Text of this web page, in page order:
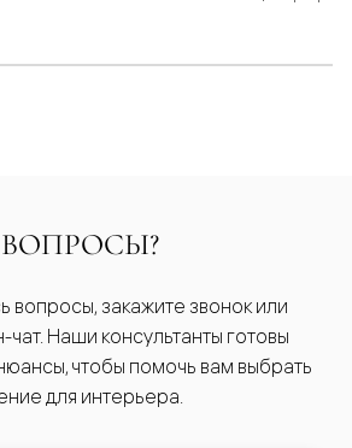
вопросы, закажите звонок или
Наши консультанты готовы
чтобы помочь вам выбрать
для интерьера.